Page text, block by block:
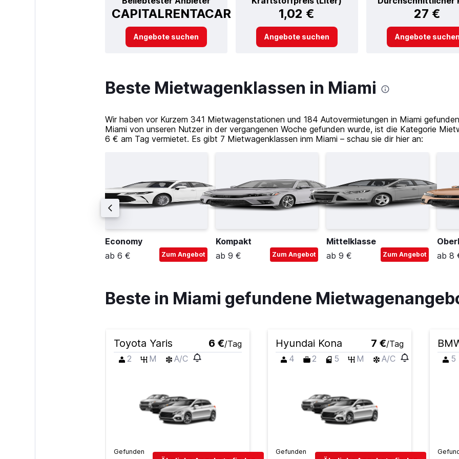
CAPITALRENTACAR 1,02 € 27 €
Angebote suchen Angebote suchen Angebote suchen
Beste Mietwagenklassen in Miami
Wir haben vor Kurzem 341 Mietwagenstationen und 184 Autovermietungen in Miami
Miami von unseren Nutzer in der vergangenen Woche gefunden wurde, ist die Kategorie
6 € am Tag vermietet. Es gibt 7 Mietwagenklassen inm Miami – schau sie dir hier an:
Economy
ab 6 €
Zum Angebot
Kompakt
ab 9 €
Zum Angebot
Mittelklasse
ab 9 €
Zum Angebot
ab 8
Beste in Miami gefundene
Toyota Yaris 6 €/Tag
2
M A/C
Gefunden
Hyundai Kona 7 €/Tag
4
2 5 M A/C
Gefunden
5